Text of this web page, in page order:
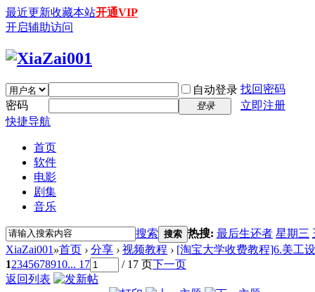
最近更新收藏本站开通VIP
开启辅助访问
自动登录 找回密码
密码
登录
立即注册
快捷导航
首页
软件
电影
剧集
音乐
搜索 搜索 热搜: 最后生还者 星期三
XiaZai001 »首页 › 分享 › 视频教程 › [淘宝大学收费教程]6.美工
12345678910... 17 / 17 页下一页
返回列表